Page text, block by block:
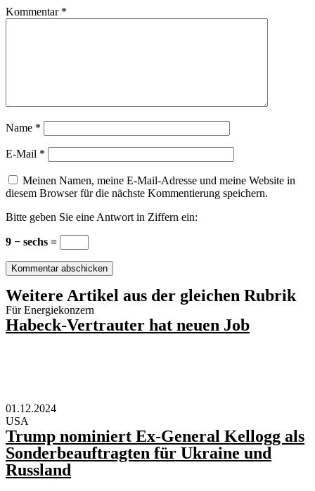
Kommentar *
Name *
E-Mail *
Meinen Namen, meine E-Mail-Adresse und meine Website in
diesem Browser für die nächste Kommentierung speichern.
Bitte geben Sie eine Antwort in Ziffern ein:
9 − sechs =
Weitere Artikel aus der gleichen Rubrik
Für Energiekonzern
Habeck-Vertrauter hat neuen Job
01.12.2024
USA
Trump nominiert Ex-General Kellogg als
Sonderbeauftragten für Ukraine und
Russland